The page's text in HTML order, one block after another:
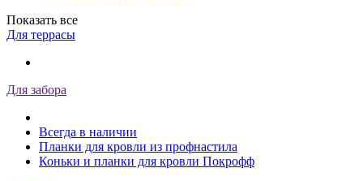
Показать все
Для террасы
Для забора
Всегда в наличии
Планки для кровли из профнастила
Коньки и планки для кровли Покрофф